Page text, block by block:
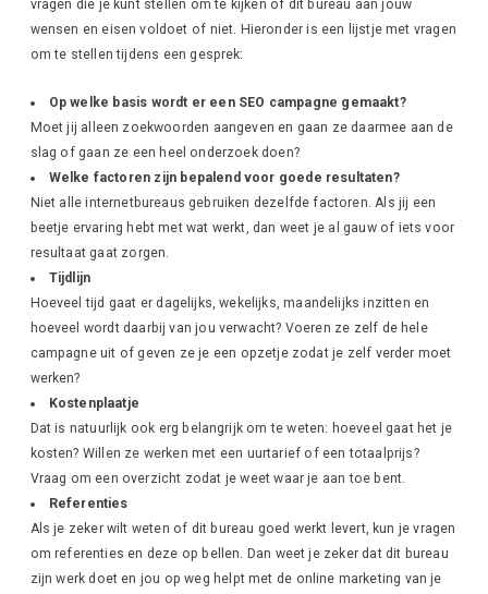
vragen die je kunt stellen om te kijken of dit bureau aan jouw
wensen en eisen voldoet of niet. Hieronder is een lijstje met vragen
om te stellen tijdens een gesprek:
Op welke basis wordt er een SEO campagne gemaakt?
Moet jij alleen zoekwoorden aangeven en gaan ze daarmee aan de
slag of gaan ze een heel onderzoek doen?
Welke factoren zijn bepalend voor goede resultaten?
Niet alle internetbureaus gebruiken dezelfde factoren. Als jij een
beetje ervaring hebt met wat werkt, dan weet je al gauw of iets voor
resultaat gaat zorgen.
Tijdlijn
Hoeveel tijd gaat er dagelijks, wekelijks, maandelijks inzitten en
hoeveel wordt daarbij van jou verwacht? Voeren ze zelf de hele
campagne uit of geven ze je een opzetje zodat je zelf verder moet
werken?
Kostenplaatje
Dat is natuurlijk ook erg belangrijk om te weten: hoeveel gaat het je
kosten? Willen ze werken met een uurtarief of een totaalprijs?
Vraag om een overzicht zodat je weet waar je aan toe bent.
Referenties
Als je zeker wilt weten of dit bureau goed werkt levert, kun je vragen
om referenties en deze op bellen. Dan weet je zeker dat dit bureau
zijn werk doet en jou op weg helpt met de online marketing van je